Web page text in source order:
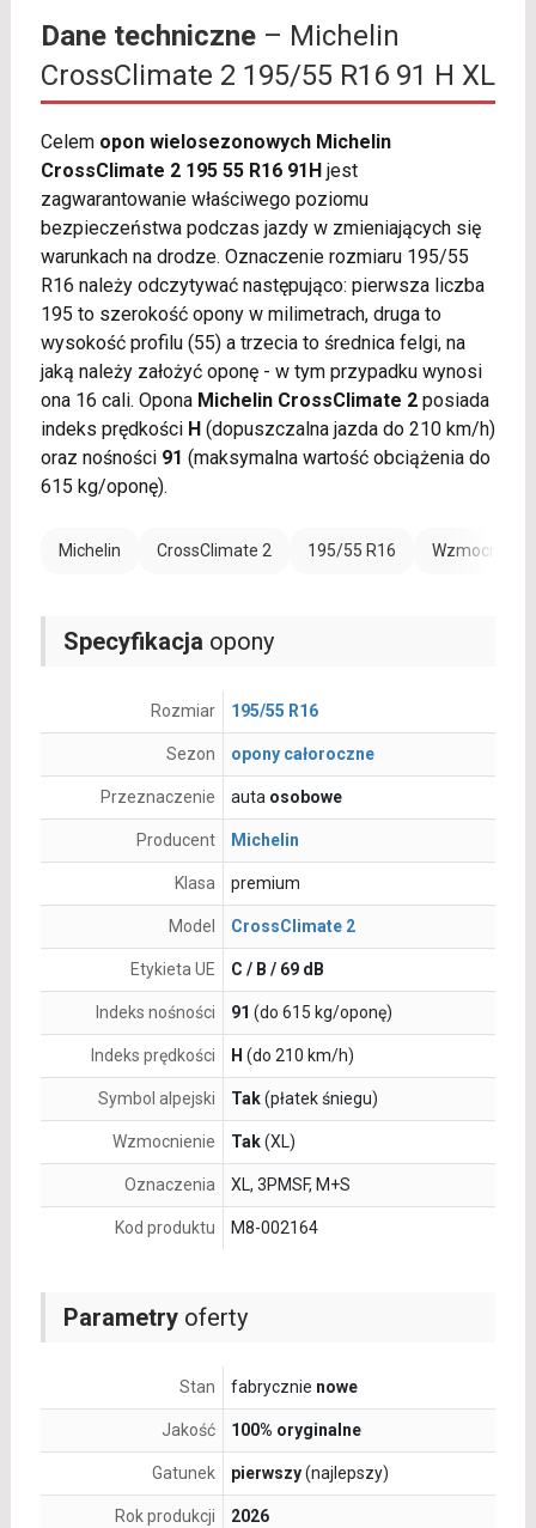
Dane techniczne– Michelin
CrossClimate 2 195/55 R16 91 H XL
Celem opon wielosezonowych Michelin
CrossClimate 2 195 55 R16 91Hjest
zagwarantowanie właściwego poziomu
bezpieczeństwa podczas jazdy w zmieniających się
warunkach na drodze. Oznaczenie rozmiaru 195/55
R16 należy odczytywać następująco: pierwsza liczba
195 to szerokość opony w milimetrach, druga to
wysokość profilu (55) a trzecia to średnica felgi, na
jaką należy założyć oponę - w tym przypadku wynosi
ona 16 cali. Opona Michelin CrossClimate 2posiada
indeks prędkości H(dopuszczalna jazda do 210 km/h)
oraz nośności 91 (maksymalna wartość obciążenia do
615 kg/oponę).
Michelin CrossClimate 2 195/55 R16
Parametryoferty
Stan fabrycznie nowe
Jakość 100% oryginalne
Gatunek pierwszy(najlepszy)
Rok produkcji 2026
Specyfikacja opony
Rozmiar 195/55 R16
Sezon opony całoroczne
Przeznaczenie auta osobowe
Producent Michelin
Klasa premium
Model CrossClimate 2
Etykieta UE C / B / 69 dB
Indeks nośności 91 (do 615 kg/oponę)
Indeks prędkości H (do 210 km/h)
Symbol alpejski Tak(płatek śniegu)
Wzmocnienie Tak(XL)
Oznaczenia XL, 3PMSF, M+S
Kod produktu M8-002164